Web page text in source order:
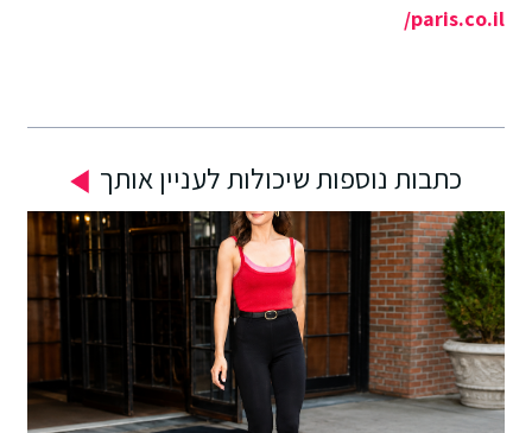
paris.co.il/
כתבות נוספות שיכולות לעניין אותך